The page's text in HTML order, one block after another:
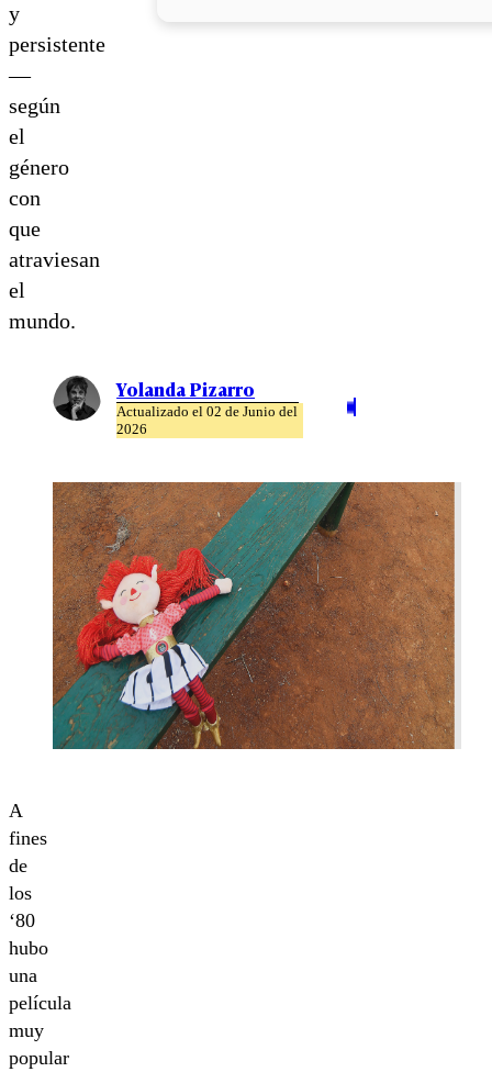
y
persistente
—
según
el
género
con
que
atraviesan
el
mundo.
Yolanda Pizarro
Actualizado el 02 de Junio del
2026
A
fines
de
los
‘80
hubo
una
película
muy
popular